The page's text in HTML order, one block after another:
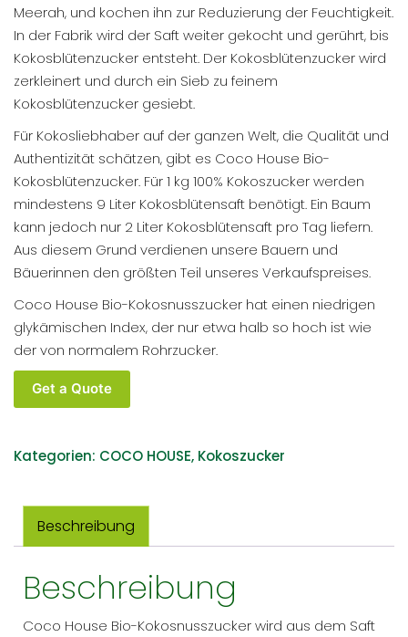
Meerah, und kochen ihn zur Reduzierung der Feuchtigkeit.
In der Fabrik wird der Saft weiter gekocht und gerührt, bis
Kokosblütenzucker entsteht. Der Kokosblütenzucker wird
zerkleinert und durch ein Sieb zu feinem
Kokosblütenzucker gesiebt.
Für Kokosliebhaber auf der ganzen Welt, die Qualität und
Authentizität schätzen, gibt es Coco House Bio-
Kokosblütenzucker. Für 1 kg 100% Kokoszucker werden
mindestens 9 Liter Kokosblütensaft benötigt. Ein Baum
kann jedoch nur 2 Liter Kokosblütensaft pro Tag liefern.
Aus diesem Grund verdienen unsere Bauern und
Bäuerinnen den größten Teil unseres Verkaufspreises.
Coco House Bio-Kokosnusszucker hat einen niedrigen
glykämischen Index, der nur etwa halb so hoch ist wie
der von normalem Rohrzucker.
Get a Quote
Kategorien: COCO HOUSE, Kokoszucker
Beschreibung
Beschreibung
Coco House Bio-Kokosnusszucker wird aus dem Saft